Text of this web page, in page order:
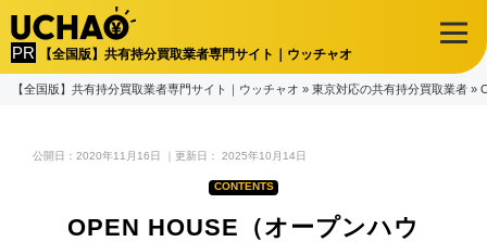
【全国版】共有持分買取業者専門サイト｜ウッチャオ
【全国版】共有持分買取業者専門サイト｜ウッチャオ » 東京対応の共有持分買取業者 »
公開日：2020年11月16日 ｜更新日：2025年10月14日
OPEN HOUSE（オープンハウ